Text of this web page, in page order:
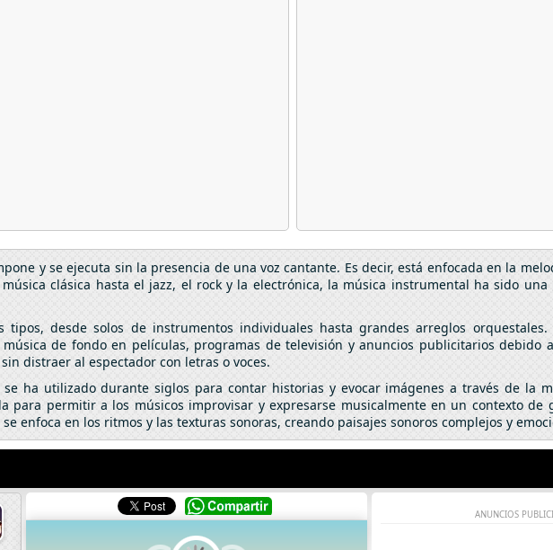
y se ejecuta sin la presencia de una voz cantante. Es decir, está enfocada en la
clásica hasta el jazz, el rock y la electrónica, la música instrumental ha sido
desde solos de instrumentos individuales hasta grandes arreglos orquestales.
de fondo en películas, programas de televisión y anuncios publicitarios debido
distraer al espectador con letras o voces.
ha utilizado durante siglos para contar historias y evocar imágenes a través de la
para permitir a los músicos improvisar y expresarse musicalmente en un contexto de
enfoca en los ritmos y las texturas sonoras, creando paisajes sonoros complejos y
ANUNCIOS